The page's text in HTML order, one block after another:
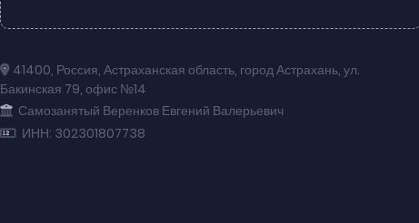
41400, Россия, Астраханская область, город Астрахань, ул.
Бакинская 79, офис №14
Самозанятый Веренков Евгений Валерьевич
ИНН: 302301807738